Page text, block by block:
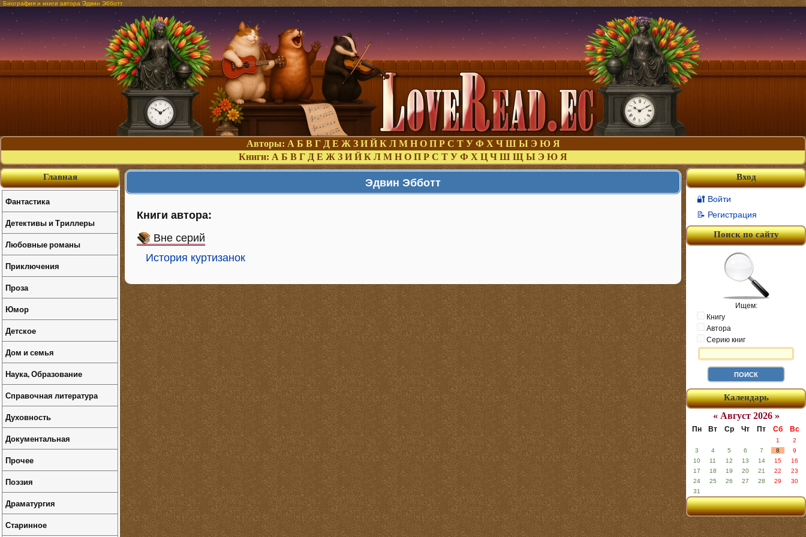
Биография и книги автора Эдвин Эбботт
Авторы: А Б В Г Д Е Ж З И Й К Л М Н О П Р С Т У Ф Х Ч Ш Ы Э Ю Я
Книги: А Б В Г Д Е Ж З И Й К Л М Н О П Р С Т У Ф Х Ц Ч Ш Щ Ы Э Ю Я
Эдвин Эбботт
Книги автора:
Вне серий
История куртизанок
Вход
🔐 Войти
📝 Регистрация
Поиск по сайту
Ищем:
Книгу
Автора
Серию книг
Календарь
« Август 2026 »
Пн Вт Ср Чт Пт Сб Вс
1
2
3
4 5 6 7 8
9
10
11 12 13 14 15
16
17
18 19 20 21 22
23
24
25 26 27 28 29
30
31
Главная
Фантастика
Детективы и Триллеры
Любовные романы
Приключения
Проза
Юмор
Детское
Дом и семья
Наука, Образование
Справочная литература
Духовность
Документальная
Прочее
Поэзия
Драматургия
Старинное